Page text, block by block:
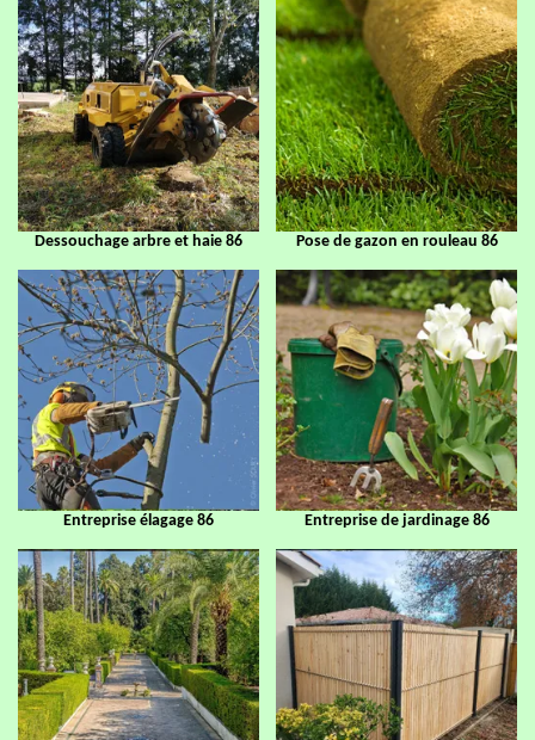
Dessouchage arbre et haie 86 Pose de gazon en rouleau 86
Entreprise élagage 86 Entreprise de jardinage 86